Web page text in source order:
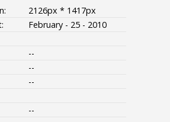
2126px * 1417px
February - 25 - 2010
--
--
--
--